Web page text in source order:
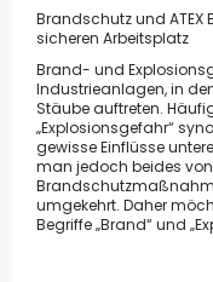
Brandschutz und ATEX
sicheren Arbeitsplatz
Brand- und
Industrieanlagen, in
Stäube auftreten.
„Explosionsgefahr“
gewisse Einflüsse
man jedoch beides
umgekehrt. Daher
Begriffe „Brand“ und